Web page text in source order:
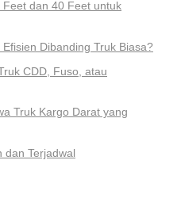
dan 40 Feet untuk
Dibanding Truk Biasa?
CDD, Fuso, atau
Truk Kargo Darat yang
dan Terjadwal